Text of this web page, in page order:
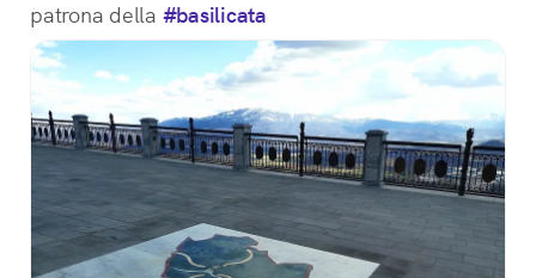
patrona della #basilicata